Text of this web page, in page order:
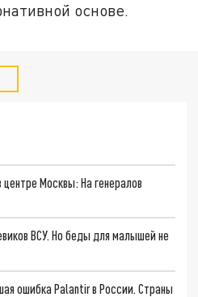
основе.
Москвы: На генералов
ВСУ. Но беды для малышей не
ошибка Palantir в России. Страны